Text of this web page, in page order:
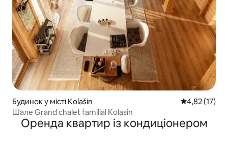
Будинок у місті Kolašin Середня
4,82 (17)
Шале Grand chalet familial Kolasin
Оренда квартир із кондиціонером